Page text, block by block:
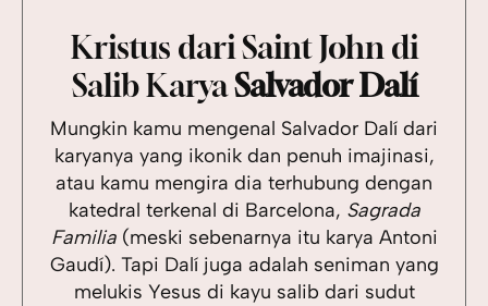
Kristus dari Saint John di
Salib KaryaSalvador Dalí
Mungkin kamu mengenal Salvador Dalí dari
karyanya yang ikonik dan penuh imajinasi,
atau kamu mengira dia terhubung dengan
katedral terkenal di Barcelona, Sagrada
Familia(meski sebenarnya itu karya Antoni
Gaudí). Tapi Dalí juga adalah seniman yang
melukis Yesus di kayu salib dari sudut